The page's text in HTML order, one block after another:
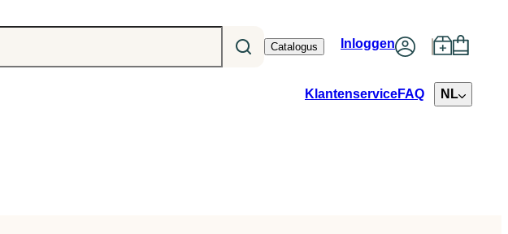
Catalogus Inloggen
KlantenserviceFAQ NL